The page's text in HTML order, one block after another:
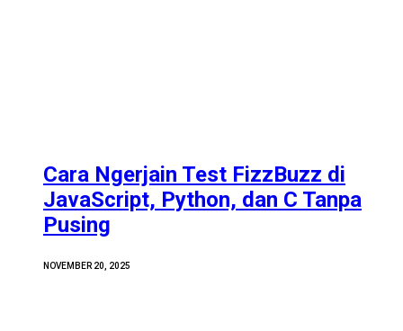
Cara Ngerjain Test FizzBuzz di
JavaScript, Python, dan C Tanpa
Pusing
NOVEMBER 20, 2025